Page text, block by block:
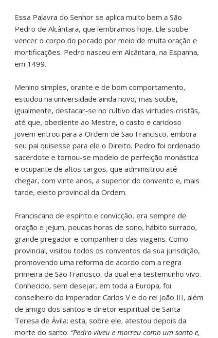
Essa Palavra do Senhor se aplica muito bem a São
Pedro de Alcântara, que lembramos hoje. Ele soube
vencer o corpo do pecado por meio de muita oração e
mortificações. Pedro nasceu em Alcântara, na Espanha,
em 1499.
Menino simples, orante e de bom comportamento,
estudou na universidade ainda novo, mas soube,
igualmente, destacar-se no cultivo das virtudes cristãs,
até que, obediente ao Mestre, o casto e caridoso
jovem entrou para a Ordem de São Francisco, embora
seu pai quisesse para ele o Direito. Pedro foi ordenado
sacerdote e tornou-se modelo de perfeição monástica
e ocupante de altos cargos, que administrou até
chegar, com vinte anos, a superior do convento e, mais
tarde, eleito provincial da Ordem.
Franciscano de espírito e convicção, era sempre de
oração e jejum, poucas horas de sono, hábito surrado,
grande pregador e companheiro das viagens. Como
provincial, visitou todos os conventos da sua jurisdição,
promovendo uma reforma de acordo com a regra
primeira de São Francisco, da qual era testemunho vivo.
Conhecido, sem desejar, em toda a Europa, foi
conselheiro do imperador Carlos V e do rei João III, além
de amigo dos santos e diretor espiritual de Santa
Teresa de Ávila; esta, sobre ele, atestou depois da
morte do santo: “Pedro viveu e morreu como um santo e,